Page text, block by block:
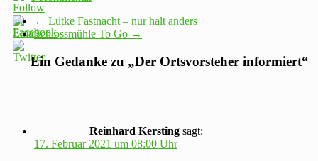
← Lütke Fastnacht – nur halt anders
Schlossmühle To Go →
Ein Gedanke zu „Der Ortsvorsteher informiert“
Reinhard Kersting sagt:
17. Februar 2021 um 08:00 Uhr